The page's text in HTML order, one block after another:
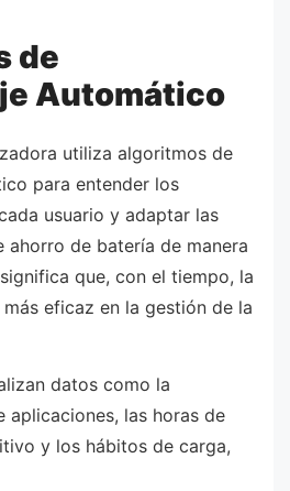
de
Automático
utiliza algoritmos de
para entender los
usuario y adaptar las
ahorro de batería de manera
que, con el tiempo, la
eficaz en la gestión de la
datos como la
aplicaciones, las horas de
y los hábitos de carga,